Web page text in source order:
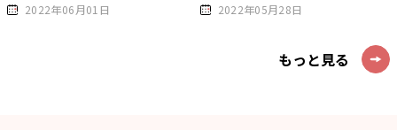
2022年06月01日
2022年05月28日
もっと見る